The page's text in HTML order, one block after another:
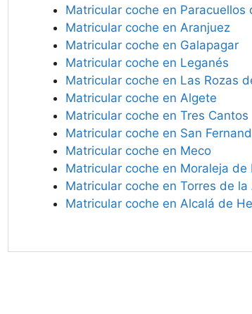
Matricular coche en Paracuellos
Matricular coche en Aranjuez
Matricular coche en Galapagar
Matricular coche en Leganés
Matricular coche en Las Rozas
Matricular coche en Algete
Matricular coche en Tres Cantos
Matricular coche en San
Matricular coche en Meco
Matricular coche en Moraleja de
Matricular coche en Torres de la
Matricular coche en Alcalá de